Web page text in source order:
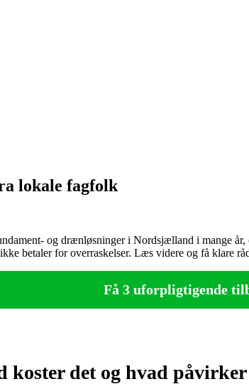
lokale fagfolk
og drænløsninger i Nordsjælland i mange
betaler for overraskelser. Læs videre og få klare
Få 3 uforpligtigende
det og hvad påvirker